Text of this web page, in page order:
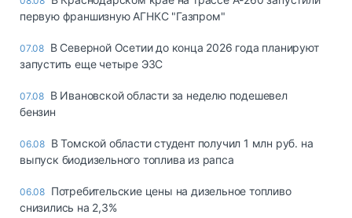
первую франшизную АГНКС "Газпром"
07.08 В Северной Осетии до конца 2026 года планируют
запустить еще четыре ЭЗС
07.08 В Ивановской области за неделю подешевел
бензин
06.08 В Томской области студент получил 1 млн руб. на
выпуск биодизельного топлива из рапса
06.08 Потребительские цены на дизельное топливо
снизились на 2,3%